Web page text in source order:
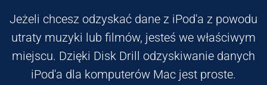
Jeżeli chcesz odzyskać dane z iPod'a z powodu
utraty muzyki lub filmów, jesteś we właściwym
miejscu. Dzięki Disk Drill odzyskiwanie danych
iPod'a dla komputerów Mac jest proste.